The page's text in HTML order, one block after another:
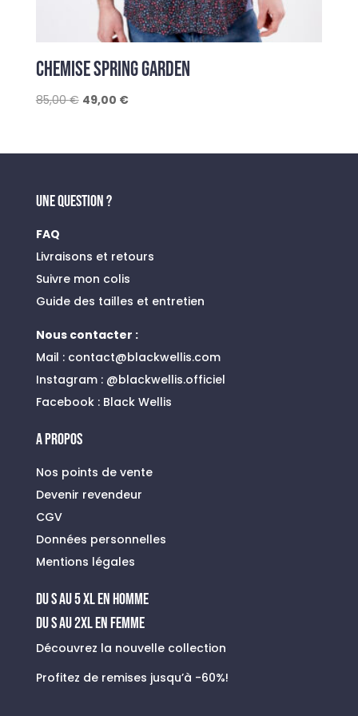
CHEMISE SPRING GARDEN
85,00€ Le
était :
49,00 €Le
est :
UNE QUESTION ?
FAQ
Livraisons et retours
Suivre mon colis
Guide des tailles et entretien
Nous contacter :
Mail : contact@blackwellis.com
Instagram :@blackwellis.officiel
Facebook : Black Wellis
A PROPOS
Nos points de vente
Devenir revendeur
CGV
Données personnelles
Mentions légales
du s au 5 xl en homme
Du S au 2XL en FEMME
Découvrez la nouvelle collection
Profitez de remises jusqu’à -60%!